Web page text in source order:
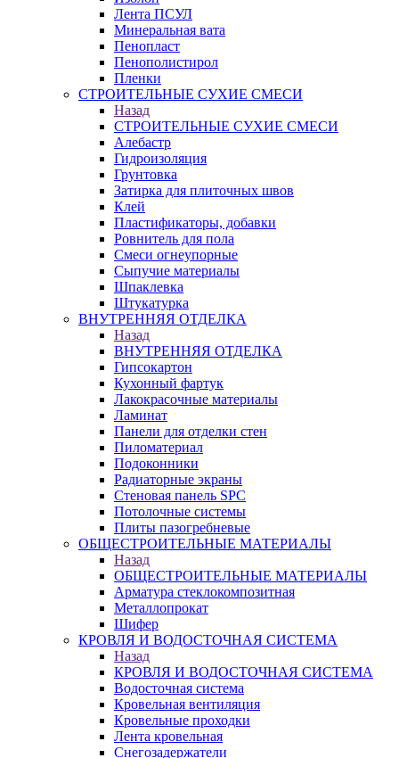
Лента ПСУЛ
Минеральная вата
Пенопласт
Пенополистирол
Пленки
СТРОИТЕЛЬНЫЕ СУХИЕ СМЕСИ
Назад
СТРОИТЕЛЬНЫЕ СУХИЕ СМЕСИ
Алебастр
Гидроизоляция
Грунтовка
Затирка для плиточных швов
Клей
Пластификаторы, добавки
Ровнитель для пола
Смеси огнеупорные
Сыпучие материалы
Шпаклевка
Штукатурка
ВНУТРЕННЯЯ ОТДЕЛКА
Назад
ВНУТРЕННЯЯ ОТДЕЛКА
Гипсокартон
Кухонный фартук
Лакокрасочные материалы
Ламинат
Панели для отделки стен
Пиломатериал
Подоконники
Радиаторные экраны
Стеновая панель SPC
Потолочные системы
Плиты пазогребневые
ОБЩЕСТРОИТЕЛЬНЫЕ МАТЕРИАЛЫ
Назад
ОБЩЕСТРОИТЕЛЬНЫЕ МАТЕРИАЛЫ
Арматура стеклокомпозитная
Металлопрокат
Шифер
КРОВЛЯ И ВОДОСТОЧНАЯ СИСТЕМА
Назад
КРОВЛЯ И ВОДОСТОЧНАЯ СИСТЕМА
Водосточная система
Кровельная вентиляция
Кровельные проходки
Лента кровельная
Снегозадержатели